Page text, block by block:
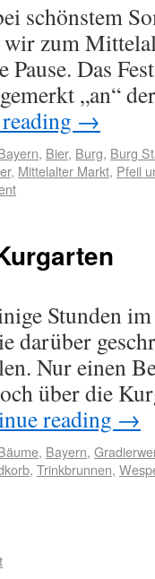
schönstem
zum
Pause. Das
„an“
→
, Bier, Burg, Burg
, Mittelalter Markt, Pfeil
Stunden
darüber
Nur einen
über die
reading →
, Bayern,
, Trinkbrunnen,